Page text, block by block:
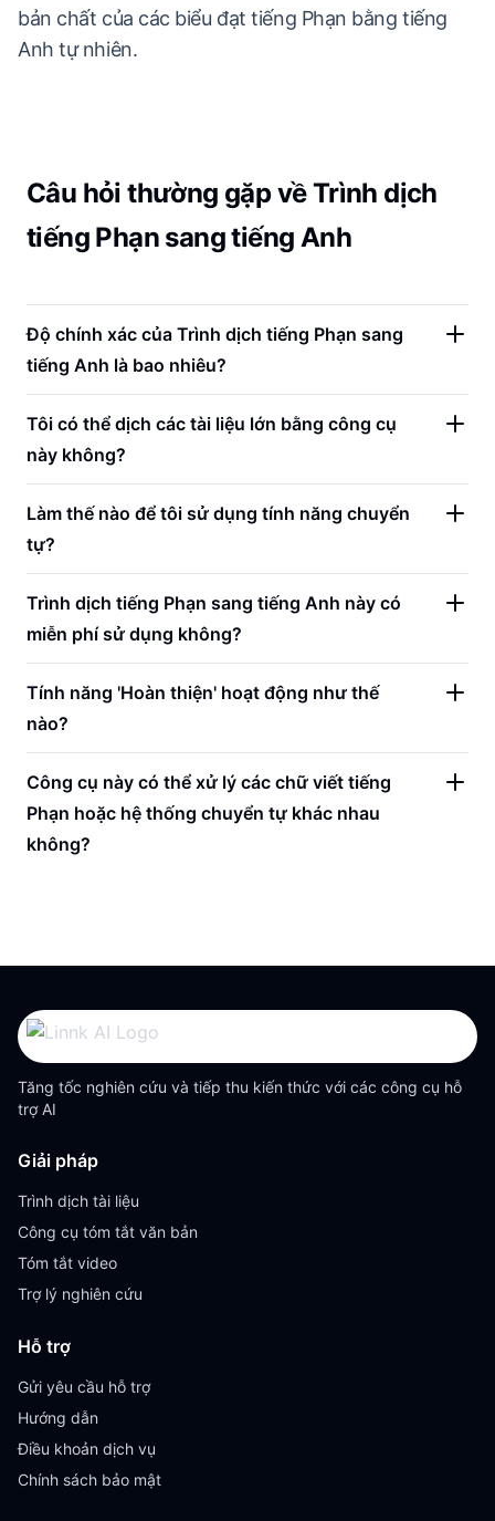
bản chất của các biểu đạt tiếng Phạn bằng tiếng
Anh tự nhiên.
Câu hỏi thường gặp về Trình dịch
tiếng Phạn sang tiếng Anh
Độ chính xác của Trình dịch tiếng Phạn sang
tiếng Anh là bao nhiêu?
Tôi có thể dịch các tài liệu lớn bằng công cụ
này không?
Làm thế nào để tôi sử dụng tính năng chuyển
tự?
Trình dịch tiếng Phạn sang tiếng Anh này có
miễn phí sử dụng không?
Tính năng 'Hoàn thiện' hoạt động như thế
nào?
Công cụ này có thể xử lý các chữ viết tiếng
Phạn hoặc hệ thống chuyển tự khác nhau
không?
Tăng tốc nghiên cứu và tiếp thu kiến thức với các công cụ hỗ
trợ AI
Giải pháp
Trình dịch tài liệu
Công cụ tóm tắt văn bản
Tóm tắt video
Trợ lý nghiên cứu
Hỗ trợ
Gửi yêu cầu hỗ trợ
Hướng dẫn
Điều khoản dịch vụ
Chính sách bảo mật